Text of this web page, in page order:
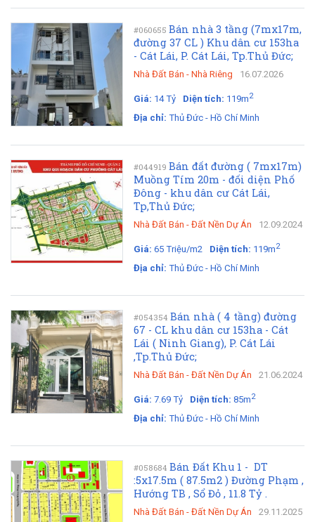
#060655 Bán nhà 3 tầng (7mx17m,
đường 37 CL ) Khu dân cư 153ha
- Cát Lái, P. Cát Lái, Tp.Thủ Đức;
Nhà Đất Bán - Nhà Riêng 16.07.2026
Giá: 14 Tỷ Diện tích: 119m2
Địa chỉ: Thủ Đức - Hồ Chí Minh
#044919 Bán đất đường ( 7mx17m)
Muồng Tím 20m - đối diện Phố
Đông - khu dân cư Cát Lái,
Tp,Thủ Đức;
Nhà Đất Bán - Đất Nền Dự Án 12.09.2024
Giá: 65 Triệu/m2 Diện tích: 119m2
Địa chỉ: Thủ Đức - Hồ Chí Minh
#054354 Bán nhà ( 4 tầng) đường
67 - CL khu dân cư 153ha - Cát
Lái ( Ninh Giang), P. Cát Lái
,Tp.Thủ Đức;
Nhà Đất Bán - Đất Nền Dự Án 21.06.2024
Giá: 7.69 Tỷ Diện tích: 85m2
Địa chỉ: Thủ Đức - Hồ Chí Minh
#058684 Bán Đất Khu 1 - DT
:5x17.5m ( 87.5m2 ) Đường Phạm ,
Hướng TB , Sổ Đỏ , 11.8 Tỷ .
Nhà Đất Bán - Đất Nền Dự Án 29.11.2025